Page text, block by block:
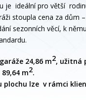
je ideální pro větší
stoupla cena za dům
sezonních věcí, k
24,86 m2, užitná
m2.
plochu lze v rámci